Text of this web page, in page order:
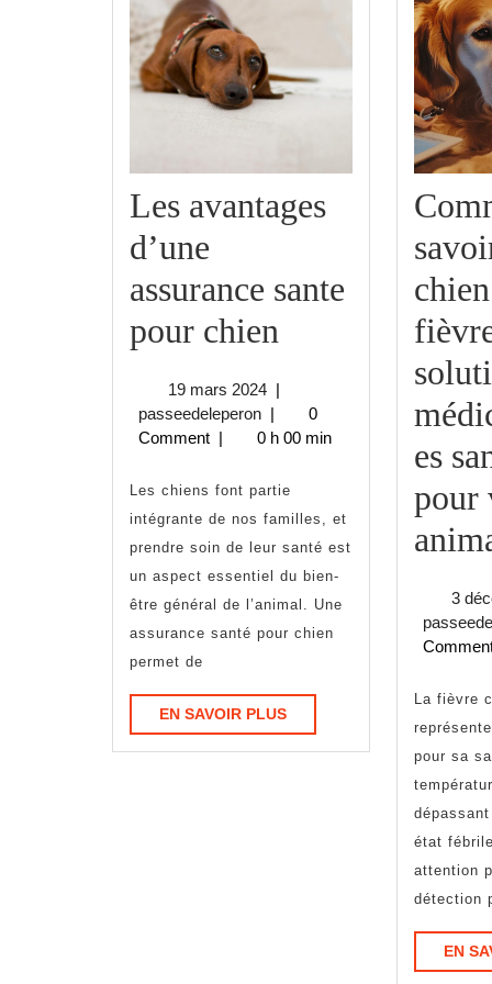
Les avantages
d’une
assurance sante
pour chien
d’une
assurance
sante
pour
chien
19 mars 202419
mars
2024
|
passeedeleperonpasseedeleperon
|
0
Comment | 0 h 00 min
Les chiens font partie
intégrante de nos familles, et
prendre soin de leur santé est
un aspect essentiel du bien-
être général de l’animal. Une
assurance santé pour chien
permet de
EN SAVOIR PLUSEN
SAVOIR
es
pour
3
La fièvre chez le chien
pour sa
état
attention
détection
EN